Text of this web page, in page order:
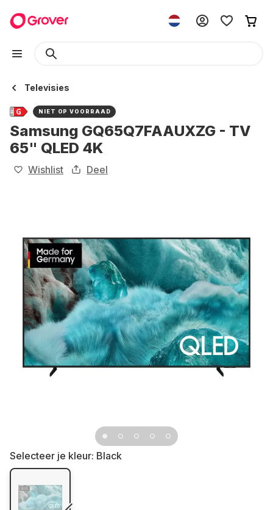
Televisies
NIET OP VOORRAAD
Samsung GQ65Q7FAAUXZG - TV
65" QLED 4K
Wishlist Deel
Selecteer je kleur: Black